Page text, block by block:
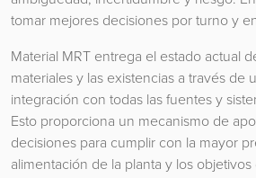
tomar mejores decisiones por turno y
Material MRT entrega el estado actual
materiales y las existencias a través de
integración con todas las fuentes y
Esto proporciona un mecanismo de
decisiones para cumplir con la mayor
alimentación de la planta y los